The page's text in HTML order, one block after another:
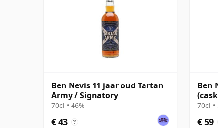
Ben Nevis 11 jaar oud Tartan
Army / Signatory
70cl • 46%
€ 43 ?
Ben
70cl •
€ 59